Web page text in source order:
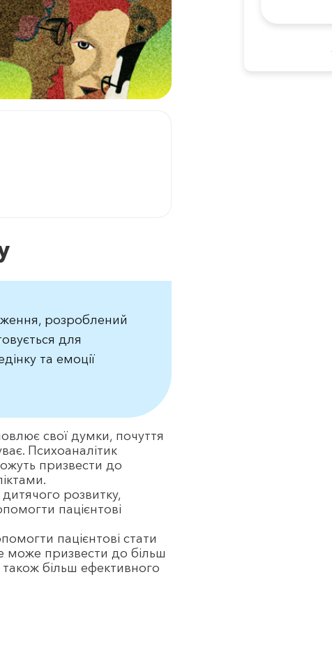
розроблений
для
та емоції
свої думки, почуття
Психоаналітик
призвести до
розвитку,
пацієнтові
пацієнтові стати
може призвести до більш
більш ефективного